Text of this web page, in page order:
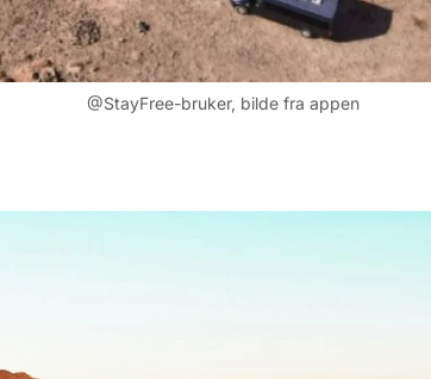
@StayFree-bruker, bilde fra appen